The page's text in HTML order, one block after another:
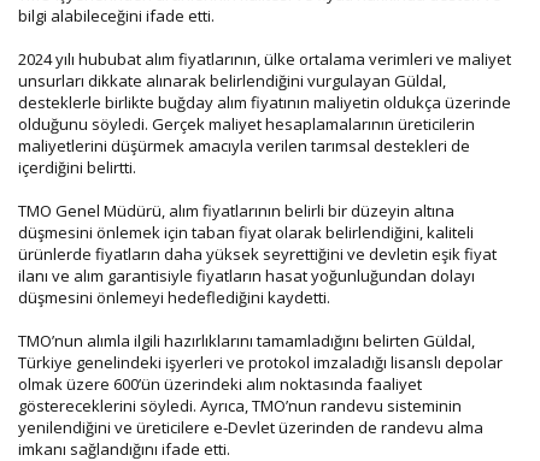
bilgi alabileceğini ifade etti.
2024 yılı hububat alım fiyatlarının, ülke ortalama verimleri ve maliyet
unsurları dikkate alınarak belirlendiğini vurgulayan Güldal,
desteklerle birlikte buğday alım fiyatının maliyetin oldukça üzerinde
olduğunu söyledi. Gerçek maliyet hesaplamalarının üreticilerin
maliyetlerini düşürmek amacıyla verilen tarımsal destekleri de
içerdiğini belirtti.
TMO Genel Müdürü, alım fiyatlarının belirli bir düzeyin altına
düşmesini önlemek için taban fiyat olarak belirlendiğini, kaliteli
ürünlerde fiyatların daha yüksek seyrettiğini ve devletin eşik fiyat
ilanı ve alım garantisiyle fiyatların hasat yoğunluğundan dolayı
düşmesini önlemeyi hedeflediğini kaydetti.
TMO’nun alımla ilgili hazırlıklarını tamamladığını belirten Güldal,
Türkiye genelindeki işyerleri ve protokol imzaladığı lisanslı depolar
olmak üzere 600’ün üzerindeki alım noktasında faaliyet
göstereceklerini söyledi. Ayrıca, TMO’nun randevu sisteminin
yenilendiğini ve üreticilere e-Devlet üzerinden de randevu alma
imkanı sağlandığını ifade etti.